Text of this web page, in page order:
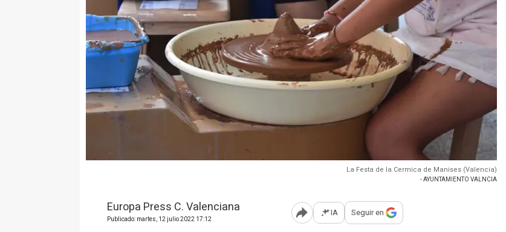
La Festa de la Cermica de Manises (Valencia)
- AYUNTAMIENTO VALNCIA
Europa Press C. Valenciana
Publicado: martes, 12 julio 2022 17:12 Abrir opciones para compartir
IA Seguir en